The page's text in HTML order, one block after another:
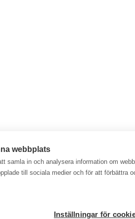
webbplats
samla in och analysera information om
till sociala medier och för att förbättra
Inställningar för